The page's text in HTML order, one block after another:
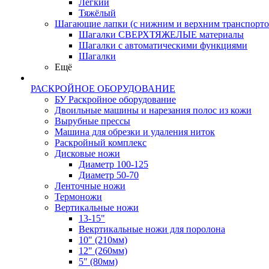
Лёгкий
Тяжёлый
Шагающие лапки (с нижним и верхним
Шагалки СВЕРХТЯЖЕЛЫЕ материалы
Шагалки с автоматическими функциями
Шагалки
Ещё
РАСКРОЙНОЕ ОБОРУДОВАНИЕ
БУ Раскройное оборудование
Двоильные машины и нарезания полос из кожи
Вырубные прессы
Машина для обрезки и удаления ниток
Раскройный комплекс
Дисковые ножи
Диаметр 100-125
Диаметр 50-70
Ленточные ножи
Термоножи
Вертикальные ножи
13-15"
Векртикальные ножи для поролона
10" (210мм)
12" (260мм)
5" (80мм)